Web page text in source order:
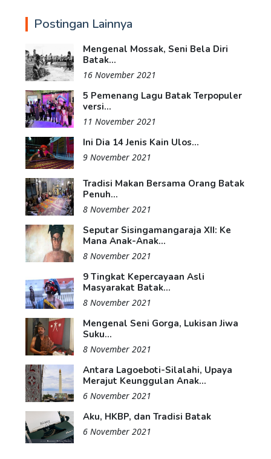
Postingan Lainnya
Mengenal Mossak, Seni Bela Diri
Batak...
16 November 2021
5 Pemenang Lagu Batak Terpopuler
versi...
11 November 2021
Ini Dia 14 Jenis Kain Ulos...
9 November 2021
Tradisi Makan Bersama Orang Batak
Penuh...
8 November 2021
Seputar Sisingamangaraja XII: Ke
Mana Anak-Anak...
8 November 2021
9 Tingkat Kepercayaan Asli
Masyarakat Batak...
8 November 2021
Mengenal Seni Gorga, Lukisan Jiwa
Suku...
8 November 2021
Antara Lagoeboti-Silalahi, Upaya
Merajut Keunggulan Anak...
6 November 2021
Aku, HKBP, dan Tradisi Batak
6 November 2021